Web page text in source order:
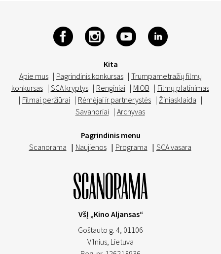
Kita
Apie mus | Pagrindinis konkursas | Trumpametražių filmų
konkursas | SCA kryptys | Renginiai | MIOB | Filmų platinimas
| Filmai peržiūrai | Rėmėjai ir partnerystės | Žiniasklaida |
Savanoriai | Archyvas
Pagrindinis menu
Scanorama | Naujienos | Programa | SCA vasara
VšĮ „Kino Aljansas“
Goštauto g. 4, 01106
Vilnius, Lietuva